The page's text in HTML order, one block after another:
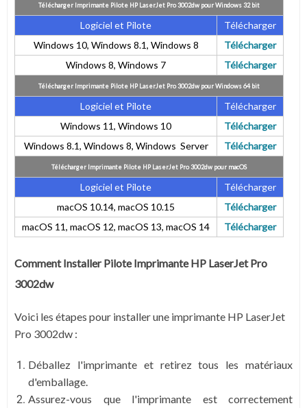
Télécharger Imprimante Pilote HP LaserJet Pro 3002dw pour Windows 32 bit
Logiciel et Pilote
Télécharger
Windows 10, Windows 8.1, Windows 8
Télécharger
Windows 8, Windows 7
Télécharger
Télécharger Imprimante Pilote HP LaserJet Pro 3002dw pour Windows 64 bit
Logiciel et Pilote
Télécharger
Windows 11, Windows 10
Télécharger
Windows 8.1, Windows 8, Windows Server
Télécharger
Télécharger Imprimante Pilote HP LaserJet Pro 3002dw pour macOS
Logiciel et Pilote
Télécharger
macOS 10.14, macOS 10.15
Télécharger
macOS 11, macOS 12, macOS 13, macOS 14
Télécharger
Comment Installer Pilote Imprimante HP LaserJet Pro
3002dw
Voici les étapes pour installer une imprimante HP LaserJet
Pro 3002dw :
Déballez l'imprimante et retirez tous les matériaux
d'emballage.
Assurez-vous que l'imprimante est correctement